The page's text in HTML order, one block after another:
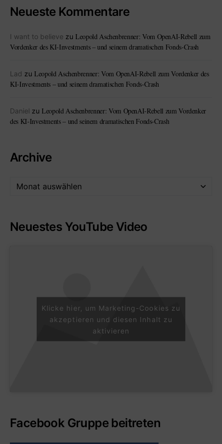
Neueste Kommentare
I want to believe zu Leopold Aschenbrenner: Vom OpenAI-Rebell zum
Vordenker des KI-Investments – und seinem dramatischen Fonds-Crash
Lad zu Leopold Aschenbrenner: Vom OpenAI-Rebell zum Vordenker des
KI-Investments – und seinem dramatischen Fonds-Crash
Daniel zu Leopold Aschenbrenner: Vom OpenAI-Rebell zum Vordenker
des KI-Investments – und seinem dramatischen Fonds-Crash
Archive
Neuestes YouTube Video
Klicke hier, um Marketing-Cookies zu
akzeptieren und diesen Inhalt zu
aktivieren
Facebook Gruppe beitreten